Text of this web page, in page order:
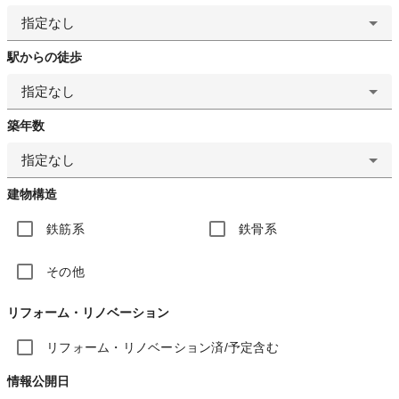
指定なし
駅からの徒歩
指定なし
築年数
指定なし
建物構造
鉄筋系 鉄骨系
その他
リフォーム・リノベーション
リフォーム・リノベーション済/予定含む
情報公開日